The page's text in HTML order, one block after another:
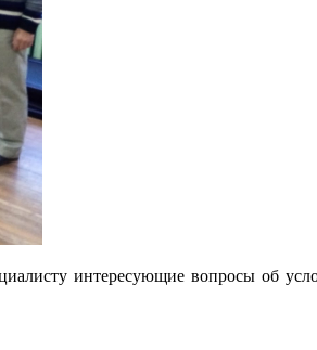
интересующие вопросы об